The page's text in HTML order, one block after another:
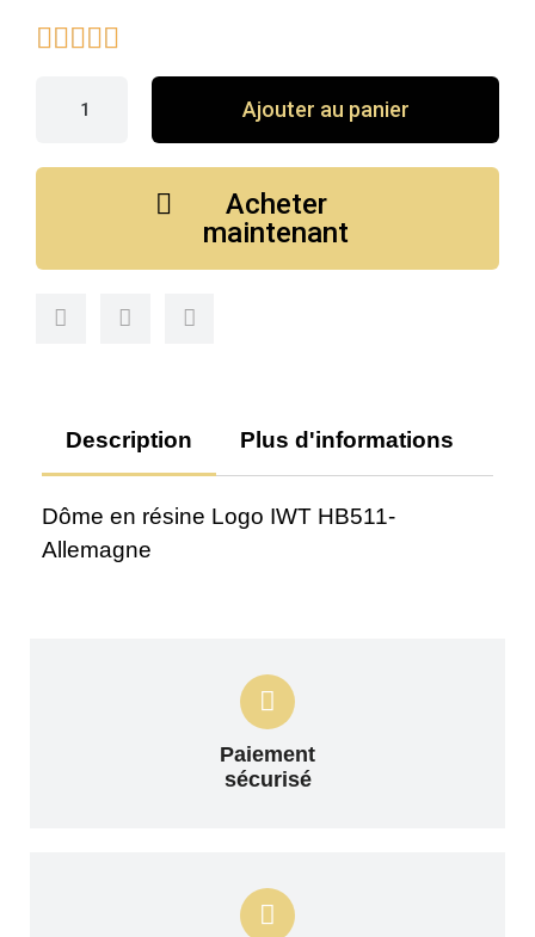

Ajouter au panier
Acheter
maintenant
Description Plus d'informations
Dôme en résine Logo IWT HB511-
Allemagne
Paiement
sécurisé